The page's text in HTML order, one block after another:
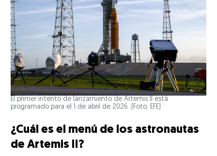
El primer intento de lanzamiento de Artemis II está
programado para el 1 de abril de 2026. (Foto: EFE)
¿Cuál es el menú de los astronautas
de Artemis II?